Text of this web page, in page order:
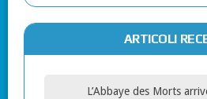
ARTICOLI
L’Abbaye des Morts